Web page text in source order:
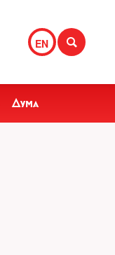
EN
Дума